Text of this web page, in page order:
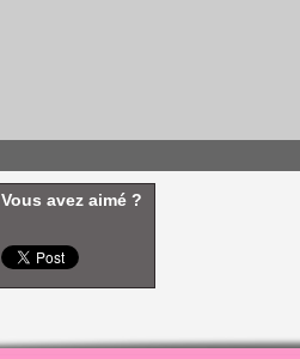
Vous avez aimé ?